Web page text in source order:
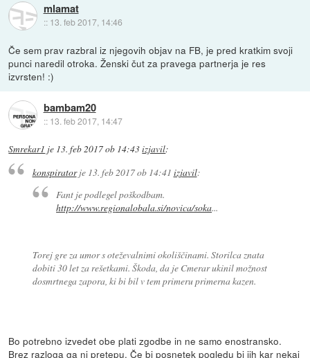
mlamat
:: 13. feb 2017, 14:46
Če sem prav razbral iz njegovih objav na FB, je pred kratkim svoji
punci naredil otroka. Ženski čut za pravega partnerja je res
izvrsten! :)
bambam20
:: 13. feb 2017, 14:47
Smrekar1 je 13. feb 2017 ob 14:43izjavil:
konspiratorje 13. feb 2017 ob 14:41 izjavil:
Fant je podlegel poškodbam.
http://www.regionalobala.si/novica/soka...
Torej gre za umor s oteževalnimi okoliščinami. Storilca znata
dobiti 30 let za rešetkami. Škoda, da je Cmerar ukinil možnost
dosmrtnega zapora, ki bi bil v tem primeru primerna kazen.
Bo potrebno izvedet obe plati zgodbe in ne samo enostransko.
Brez razloga ga ni pretepu. Če bi posnetek pogledu bi jih kar nekaj